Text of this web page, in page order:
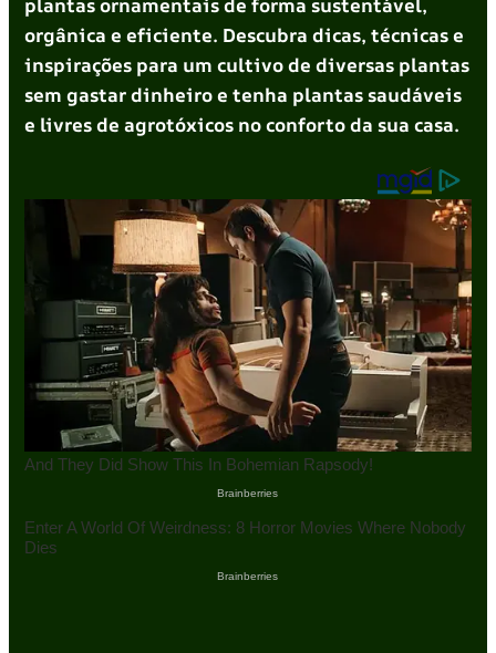
orgânica e eficiente. Descubra dicas, técnicas e
inspirações para um cultivo de diversas plantas
sem gastar dinheiro e tenha plantas saudáveis
e livres de agrotóxicos no conforto da sua casa.